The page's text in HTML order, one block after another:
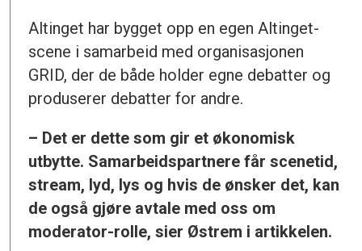
Altinget har bygget opp en egen Altinget-
scene i samarbeid med organisasjonen
GRID, der de både holder egne debatter og
produserer debatter for andre.
– Det er dette som gir et økonomisk
utbytte. Samarbeidspartnere får scenetid,
stream, lyd, lys og hvis de ønsker det, kan
de også gjøre avtale med oss om
moderator-rolle, sier Østrem i artikkelen.